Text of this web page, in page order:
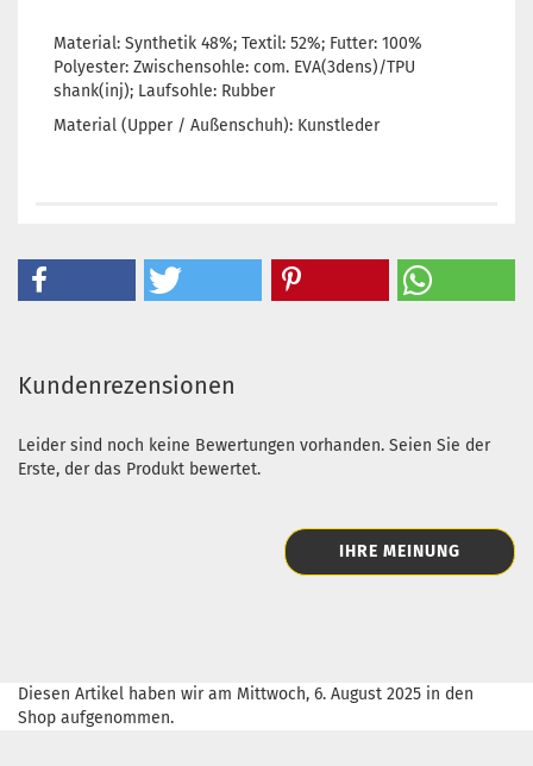
Material: Synthetik 48%; Textil: 52%; Futter: 100%
Polyester: Zwischensohle: com. EVA(3dens)/TPU
shank(inj); Laufsohle: Rubber
Material (Upper / Außenschuh): Kunstleder
Kundenrezensionen
Leider sind noch keine Bewertungen vorhanden. Seien Sie der
Erste, der das Produkt bewertet.
IHRE MEINUNG
Diesen Artikel haben wir am Mittwoch, 6. August 2025 in den
Shop aufgenommen.